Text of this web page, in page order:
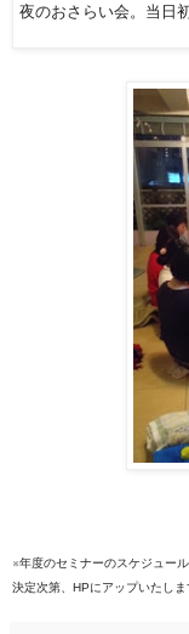
夜のおさらい会。当日
※年度のセミナーのスケジュー
決定次第、HPにアップいたし